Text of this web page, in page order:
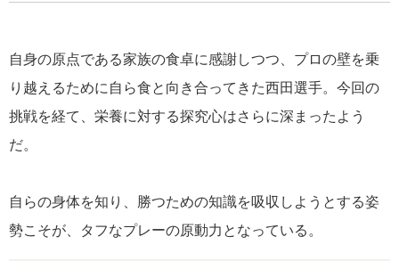
自身の原点である家族の食卓に感謝しつつ、プロの壁を乗
り越えるために自ら食と向き合ってきた西田選手。今回の
挑戦を経て、栄養に対する探究心はさらに深まったよう
だ。
自らの身体を知り、勝つための知識を吸収しようとする姿
勢こそが、タフなプレーの原動力となっている。